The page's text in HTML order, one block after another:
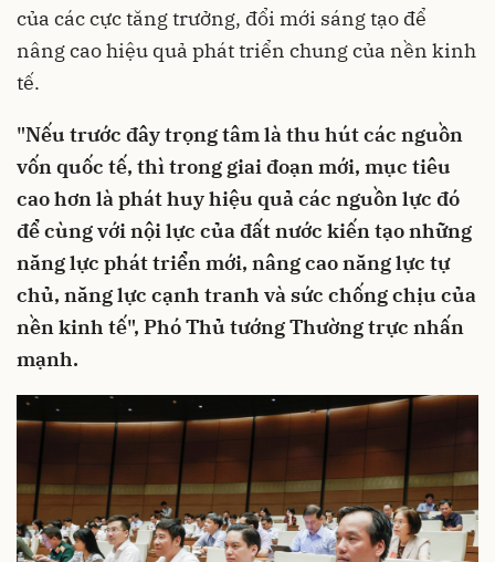
của các cực tăng trưởng, đổi mới sáng tạo để
nâng cao hiệu quả phát triển chung của nền kinh
tế.
"Nếu trước đây trọng tâm là thu hút các nguồn
vốn quốc tế, thì trong giai đoạn mới, mục tiêu
cao hơn là phát huy hiệu quả các nguồn lực đó
để cùng với nội lực của đất nước kiến tạo những
năng lực phát triển mới, nâng cao năng lực tự
chủ, năng lực cạnh tranh và sức chống chịu của
nền kinh tế", Phó Thủ tướng Thường trực nhấn
mạnh.